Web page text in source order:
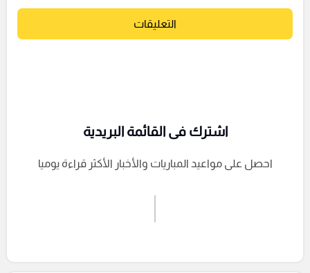
التعليقات
إرسال تعليق
اشترك فى القائمة البريدية
احصل على مواعيد المباريات والأخبار الأكثر قراءة يوميا